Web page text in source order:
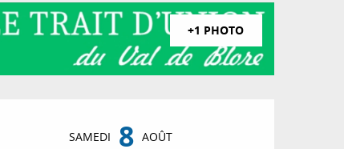
+1 PHOTO
Ouverture et
SAMEDI 8 AOÛT